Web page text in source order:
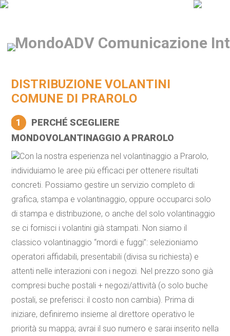
DISTRIBUZIONE VOLANTINI
COMUNE DI PRAROLO
1
PERCHÉ SCEGLIERE
MONDOVOLANTINAGGIO A PRAROLO
Con la nostra esperienza nel volantinaggio a Prarolo,
individuiamo le aree più efficaci per ottenere risultati
concreti. Possiamo gestire un servizio completo di
grafica, stampa e volantinaggio, oppure occuparci solo
di stampa e distribuzione, o anche del solo volantinaggio
se ci fornisci i volantini già stampati. Non siamo il
classico volantinaggio “mordi e fuggi”: selezioniamo
operatori affidabili, presentabili (divisa su richiesta) e
attenti nelle interazioni con i negozi. Nel prezzo sono già
compresi buche postali + negozi/attività (o solo buche
postali, se preferisci: il costo non cambia). Prima di
iniziare, definiremo insieme al direttore operativo le
priorità su mappa; avrai il suo numero e sarai inserito nella